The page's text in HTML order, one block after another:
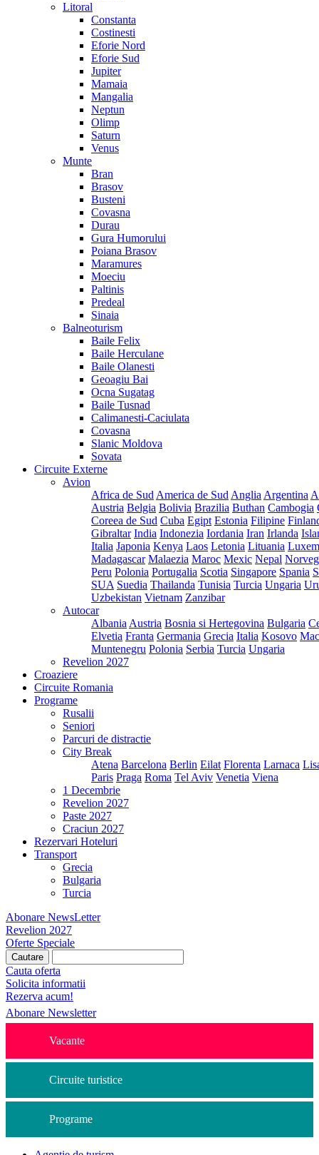
Litoral
Constanta
Costinesti
Eforie Nord
Eforie Sud
Jupiter
Mamaia
Mangalia
Neptun
Olimp
Saturn
Venus
Munte
Bran
Brasov
Busteni
Covasna
Durau
Gura Humorului
Poiana Brasov
Maramures
Moeciu
Paltinis
Predeal
Sinaia
Balneoturism
Baile Felix
Baile Herculane
Baile Olanesti
Geoagiu Bai
Ocna Sugatag
Baile Tusnad
Calimanesti-Caciulata
Covasna
Slanic Moldova
Sovata
Circuite Externe
Avion
Africa de Sud America de Sud Anglia Argentina
Austria Belgia Bolivia Brazilia Buthan Cambogia
Coreea de Sud Cuba Egipt Estonia Filipine
Gibraltar India Indonezia Iordania Iran Irlanda
Italia Japonia Kenya Laos Letonia Lituania
Madagascar Malaezia Maroc Mexic Nepal
Peru Polonia Portugalia Scotia Singapore Spania
SUA Suedia Thailanda Tunisia Turcia Ungaria
Uzbekistan Vietnam Zanzibar
Autocar
Albania Austria Bosnia si Hertegovina Bulgaria
Elvetia Franta Germania Grecia Italia Kosovo
Muntenegru Polonia Serbia Turcia Ungaria
Revelion 2027
Croaziere
Circuite Romania
Programe
Rusalii
Seniori
Parcuri de distractie
City Break
Atena Barcelona Berlin Eilat Florenta Larnaca
Paris Praga Roma Tel Aviv Venetia Viena
1 Decembrie
Revelion 2027
Paste 2027
Craciun 2027
Rezervari Hoteluri
Transport
Grecia
Bulgaria
Turcia
Abonare NewsLetter
Revelion 2027
Oferte Speciale
Cauta oferta
Solicita informatii
Rezerva acum!
Abonare Newsletter
Vacante
Circuite turistice
Programe